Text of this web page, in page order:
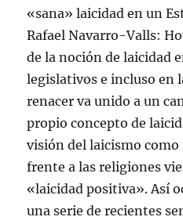
«sana» laicidad en un
Rafael Navarro-Valls:
de la noción de laicidad
legislativos e incluso en
renacer va unido a un
propio concepto de
visión del laicismo como
frente a las religiones
«laicidad positiva». Así
una serie de recientes